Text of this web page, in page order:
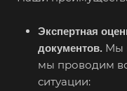
Экспертная
документов. Мы
мы проводим
ситуации: